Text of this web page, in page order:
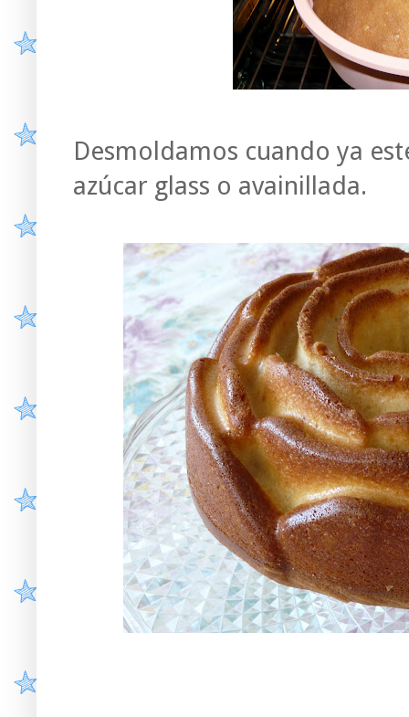
Desmoldamos cuando ya
azúcar glass o avainillada.